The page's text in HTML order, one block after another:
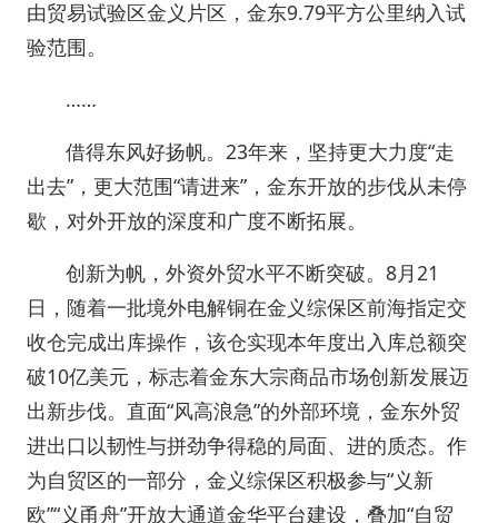
由贸易试验区金义片区，金东9.79平方公里纳入试
验范围。
……
借得东风好扬帆。23年来，坚持更大力度“走
出去”，更大范围“请进来”，金东开放的步伐从未停
歇，对外开放的深度和广度不断拓展。
创新为帆，外资外贸水平不断突破。8月21
日，随着一批境外电解铜在金义综保区前海指定交
收仓完成出库操作，该仓实现本年度出入库总额突
破10亿美元，标志着金东大宗商品市场创新发展迈
出新步伐。直面“风高浪急”的外部环境，金东外贸
进出口以韧性与拼劲争得稳的局面、进的质态。作
为自贸区的一部分，金义综保区积极参与“义新
欧”“义甬舟”开放大通道金华平台建设，叠加“自贸